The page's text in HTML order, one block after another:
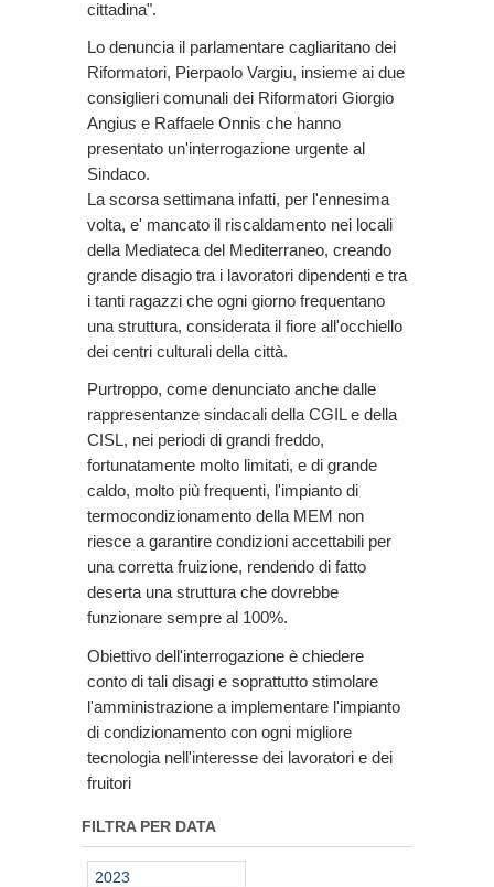
cittadina".
Lo denuncia il parlamentare cagliaritano dei
Riformatori, Pierpaolo Vargiu, insieme ai due
consiglieri comunali dei Riformatori Giorgio
Angius e Raffaele Onnis che hanno
presentato un'interrogazione urgente al
Sindaco.
La scorsa settimana infatti, per l'ennesima
volta, e' mancato il riscaldamento nei locali
della Mediateca del Mediterraneo, creando
grande disagio tra i lavoratori dipendenti e tra
i tanti ragazzi che ogni giorno frequentano
una struttura, considerata il fiore all'occhiello
dei centri culturali della città.
Purtroppo, come denunciato anche dalle
rappresentanze sindacali della CGIL e della
CISL, nei periodi di grandi freddo,
fortunatamente molto limitati, e di grande
caldo, molto più frequenti, l'impianto di
termocondizionamento della MEM non
riesce a garantire condizioni accettabili per
una corretta fruizione, rendendo di fatto
deserta una struttura che dovrebbe
funzionare sempre al 100%.
Obiettivo dell'interrogazione è chiedere
conto di tali disagi e soprattutto stimolare
l'amministrazione a implementare l'impianto
di condizionamento con ogni migliore
tecnologia nell'interesse dei lavoratori e dei
fruitori
FILTRA PER DATA
2023